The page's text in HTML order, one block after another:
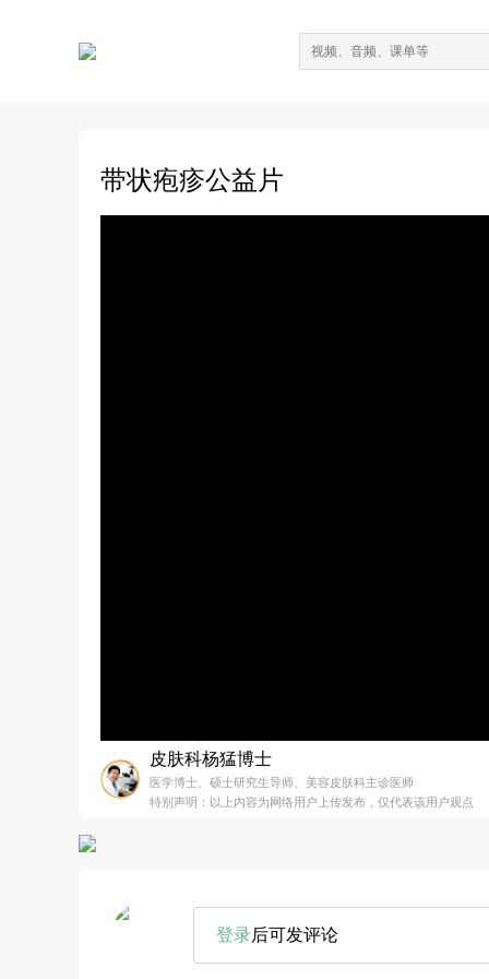
带状疱疹公益片
皮肤科杨猛博士
医学博士、硕士研究生导师、美容皮肤科主诊医师
特别声明：以上内容为网络用户上传发布，仅代表该用户观点
登录后可发评论